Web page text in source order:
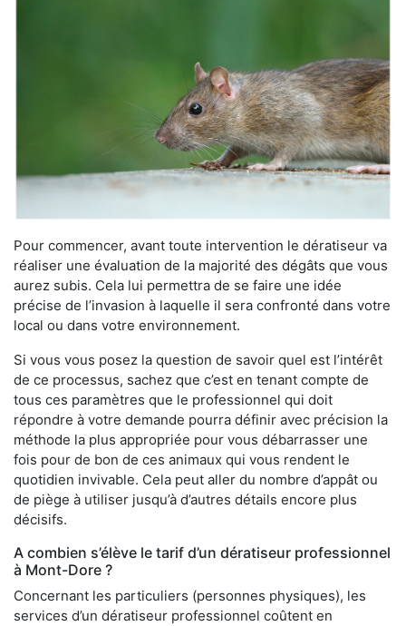
Pour commencer, avant toute intervention le dératiseur va
réaliser une évaluation de la majorité des dégâts que vous
aurez subis. Cela lui permettra de se faire une idée
précise de l’invasion à laquelle il sera confronté dans votre
local ou dans votre environnement.
Si vous vous posez la question de savoir quel est l’intérêt
de ce processus, sachez que c’est en tenant compte de
tous ces paramètres que le professionnel qui doit
répondre à votre demande pourra définir avec précision la
méthode la plus appropriée pour vous débarrasser une
fois pour de bon de ces animaux qui vous rendent le
quotidien invivable. Cela peut aller du nombre d’appât ou
de piège à utiliser jusqu’à d’autres détails encore plus
décisifs.
A combien s’élève le tarif d’un dératiseur professionnel
à Mont-Dore ?
Concernant les particuliers (personnes physiques), les
services d’un dératiseur professionnel coûtent en